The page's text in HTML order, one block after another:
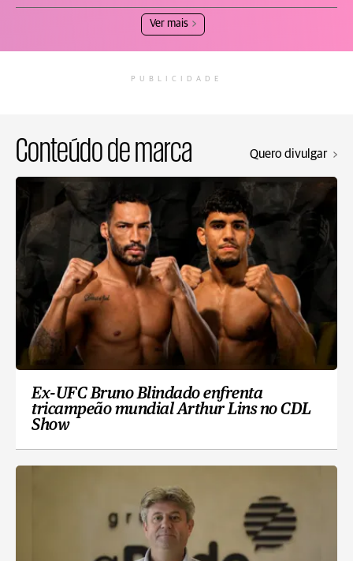
Ver mais
PUBLICIDADE
Conteúdo de marca Quero divulgar
Ex-UFC Bruno Blindado enfrenta
tricampeão mundial Arthur Lins no CDL
Show